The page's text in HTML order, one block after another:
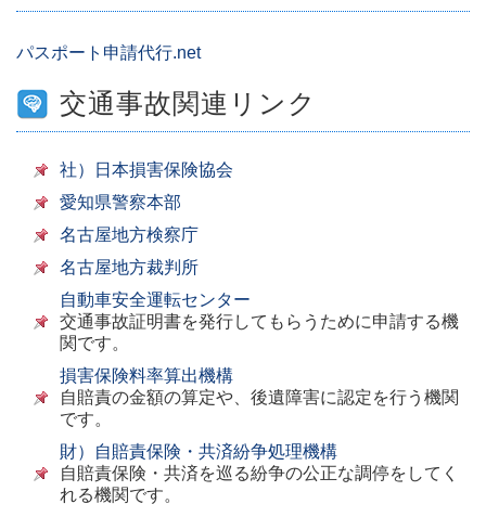
パスポート申請代行.net
交通事故関連リンク
社）日本損害保険協会
愛知県警察本部
名古屋地方検察庁
名古屋地方裁判所
自動車安全運転センター
交通事故証明書を発行してもらうために申請する機
関です。
損害保険料率算出機構
自賠責の金額の算定や、後遺障害に認定を行う機関
です。
財）自賠責保険・共済紛争処理機構
自賠責保険・共済を巡る紛争の公正な調停をしてく
れる機関です。